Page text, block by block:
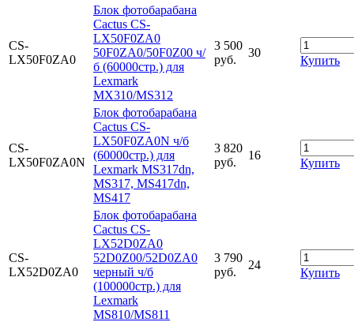
CS-
LX50F0ZA0
Блок фотобарабана
Cactus CS-
LX50F0ZA0
50F0ZA0/50F0Z00 ч/
б (60000стр.) для
Lexmark
MX310/MS312
3 500
руб.
30
Купить
CS-
LX50F0ZA0N
Блок фотобарабана
Cactus CS-
LX50F0ZA0N ч/б
(60000стр.) для
Lexmark MS317dn,
MS317, MS417dn,
MS417
3 820
руб.
16
Купить
CS-
LX52D0ZA0
Блок фотобарабана
Cactus CS-
LX52D0ZA0
52D0Z00/52D0ZA0
черный ч/б
(100000стр.) для
Lexmark
MS810/MS811
3 790
руб.
24
Купить